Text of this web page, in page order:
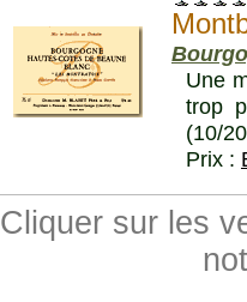
Une
trop
(10/
Prix :
Cliquer sur les